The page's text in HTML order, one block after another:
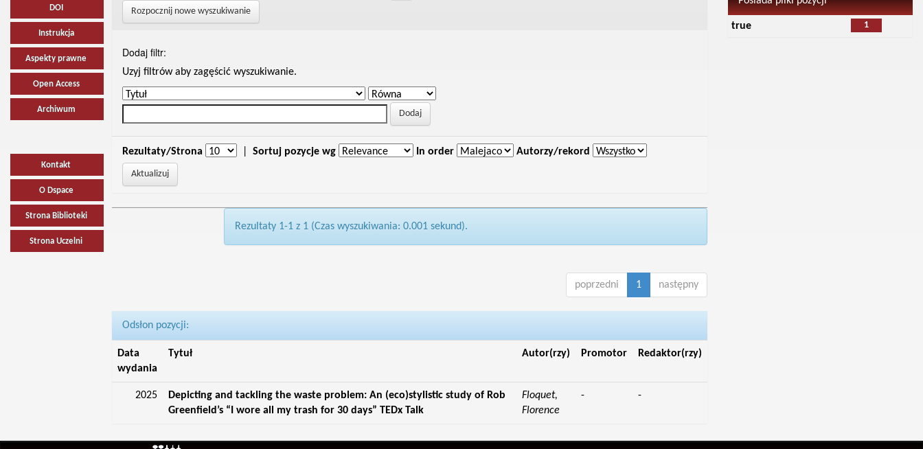
DOI
Instrukcja
Aspekty prawne
Open Access
Archiwum
Kontakt
O Dspace
Strona Biblioteki
Strona Uczelni
Rozpocznij nowe wyszukiwanie
Dodaj filtr:
Uzyj filtrów aby zagęścić wyszukiwanie.
Rezultaty/Strona Sortuj pozycje wg In order Autorzy/rekord
Rezultaty 1-1 z 1 (Czas wyszukiwania: 0.001 sekund).
poprzedni 1 następny
Odsłon pozycji:
Data
wydania
Tytuł Autor(rzy) Promotor Redaktor(rzy)
2025
Depicting and tackling the waste problem: An (eco)stylistic study of Rob
Greenfield’s “I wore all my trash for 30 days” TEDx Talk
Floquet,
Florence
- -
1
true